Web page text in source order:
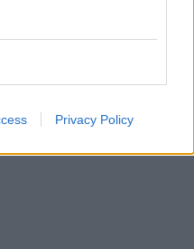
Privacy Policy